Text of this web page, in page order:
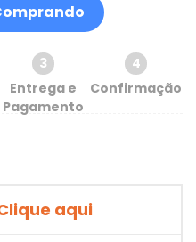
3
Entrega e
Pagamento
4
Confirmação
aqui